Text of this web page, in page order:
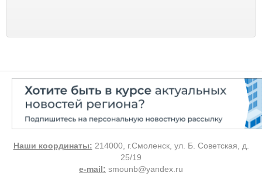
Наши координаты: 214000, г.Смоленск, ул. Б. Советская, д.
25/19
e-mail: smounb@yandex.ru